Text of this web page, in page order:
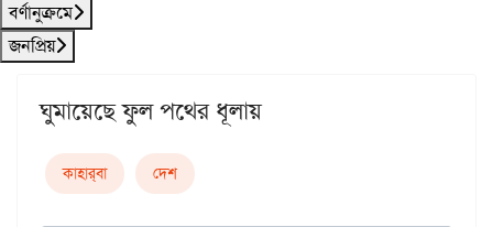
বর্ণানুক্রমে
জনপ্রিয়
ঘুমায়েছে ফুল পথের ধূলায়
কাহার্‌বা দেশ